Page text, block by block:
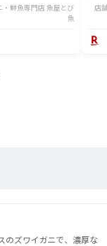
鮮魚専門店 魚屋とび
魚
店
のズワイガニで、濃厚な